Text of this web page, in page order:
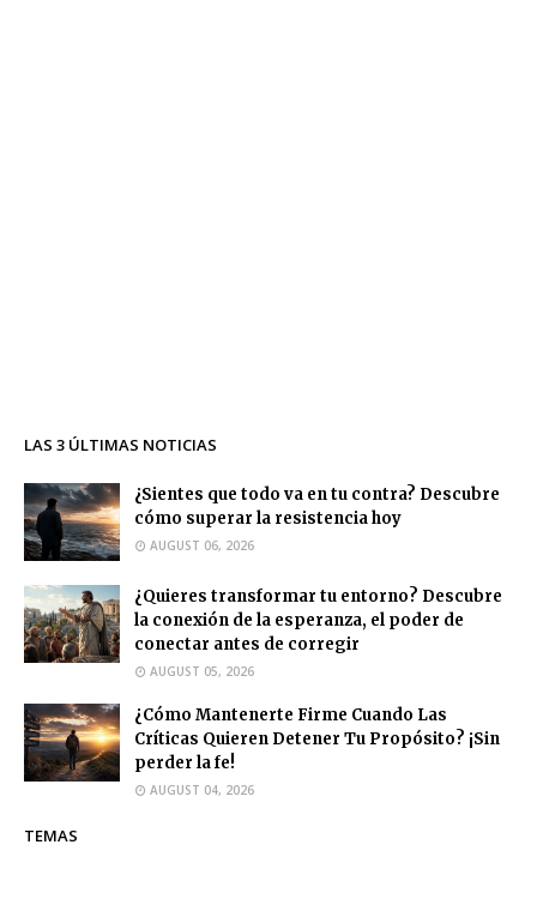
LAS 3 ÚLTIMAS NOTICIAS
¿Sientes que todo va en tu contra? Descubre
cómo superar la resistencia hoy
AUGUST 06, 2026
¿Quieres transformar tu entorno? Descubre
la conexión de la esperanza, el poder de
conectar antes de corregir
AUGUST 05, 2026
¿Cómo Mantenerte Firme Cuando Las
Críticas Quieren Detener Tu Propósito? ¡Sin
perder la fe!
AUGUST 04, 2026
TEMAS